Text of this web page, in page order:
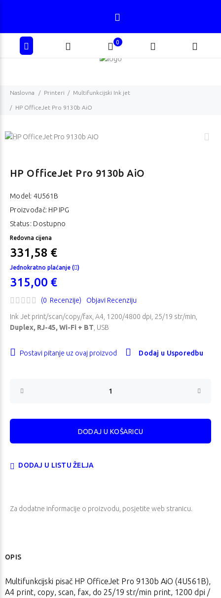
0
Naslovna Printeri Multifunkcijski Ink jet
HP OfficeJet Pro 9130b AiO
HP OfficeJet Pro 9130b AiO
Model: 4U561B
Proizvođač: HP IPG
Status: Dostupno
Redovna cijena
331,58 €
Jednokratno plaćanje ( )
315,00 €
(0 Recenzije) Objavi Recenziju
Ink Jet print/scan/copy/fax, A4, 1200/4800 dpi, 25/19 str/min,
Duplex, RJ-45, Wi-Fi + BT USB
Postavi pitanje uz ovaj proizvod Dodaj u Usporedbu
DODAJ U LISTU ŽELJA
Za dodatne informacije o proizvodu, posjetite web stranicu.
OPIS
Multifunkcijski pisač HP OfficeJet Pro 9130b AiO (4U561B),
A4 print, copy, scan, fax, do 25/19 str/min print, 1200 dpi /